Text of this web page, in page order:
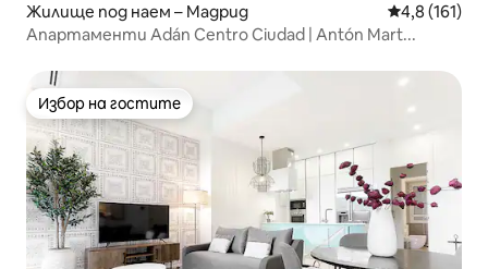
Жилище под наем – Мадрид Средна
4,8 (161)
Апартаменти Adán Centro Ciudad | Antón Mart...
Избор на гостите
Избор на гостите